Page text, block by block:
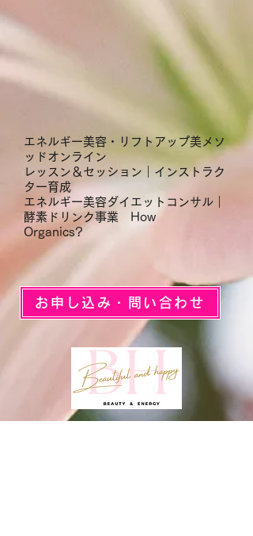
​エネルギー美容・リフトアップ美メソ
ッドオンライン
レッスン＆セッション｜インストラク
ター育成
エネルギー美容ダイエットコンサル｜
酵素ドリンク事業 How
Organics?
お申し込み・問い合わせ